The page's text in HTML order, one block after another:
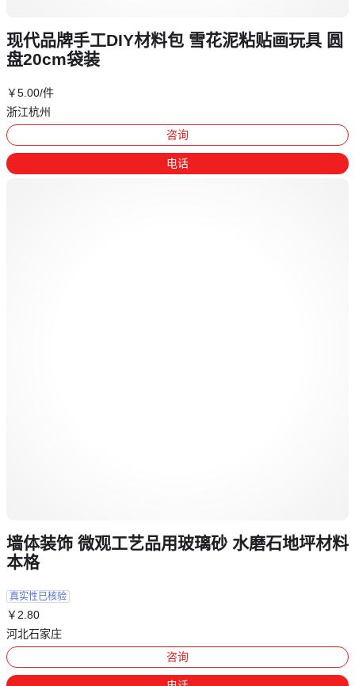
现代品牌手工DIY材料包 雪花泥粘贴画玩具 圆
盘20cm袋装
￥5 .00/件
浙江杭州
咨询
电话
墙体装饰 微观工艺品用玻璃砂 水磨石地坪材料
本格
真实性已核验
￥ 2 .80
河北石家庄
咨询